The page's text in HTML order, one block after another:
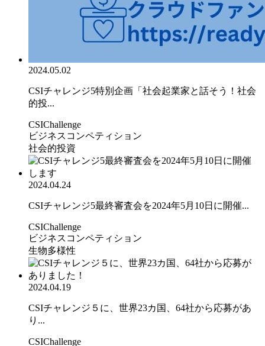
2024.05.02
CSIチャレンジ5特別企画「社会起業家と話そう！社会
的投...
CSIChallenge
ビジネスコンペティション
社会的投資
2024.04.24
CSIチャレンジ5最終審査会を2024年5月10日に開催...
CSIChallenge
ビジネスコンペティション
生物多様性
2024.04.19
CSIチャレンジ５に、世界23カ国、64社から応募があ
り...
CSIChallenge